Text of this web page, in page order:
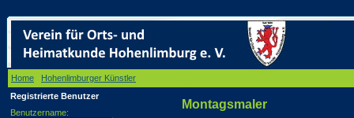
Home Hohenlimburger Künstler
Registrierte Benutzer
Benutzername:
Montagsmaler